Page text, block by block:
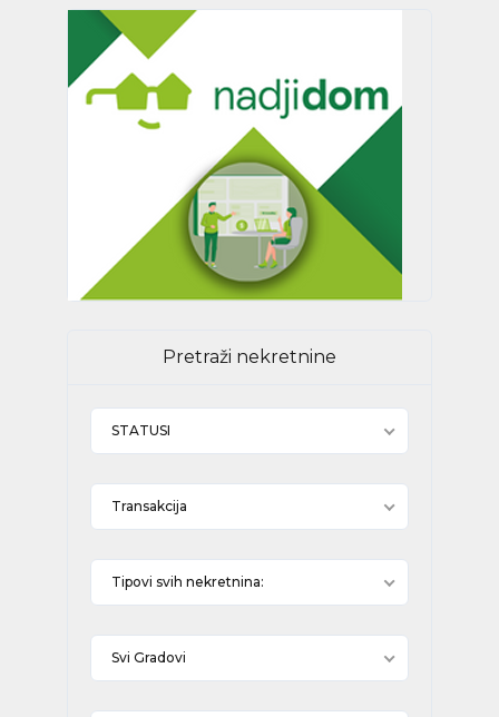
Pretraži nekretnine
STATUSI
Transakcija
Tipovi svih nekretnina:
Svi Gradovi